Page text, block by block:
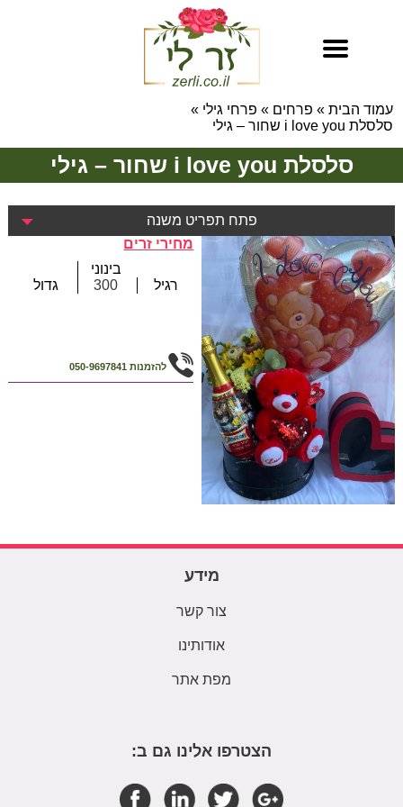
עמוד הבית » פרחים » פרחי גילי »
סלסלת i love you שחור – גילי
סלסלת i love you שחור – גילי
פתח תפריט משנה
מחירי זרים
רגיל
בינוני
300
גדול
להזמנות 050-9697841
מידע
צור קשר
אודותינו
מפת אתר
הצטרפו אלינו גם ב: